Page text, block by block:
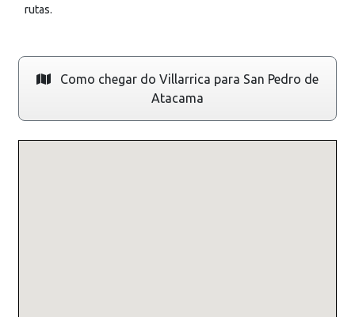
rutas.
Como chegar do Villarrica para San Pedro de
Atacama